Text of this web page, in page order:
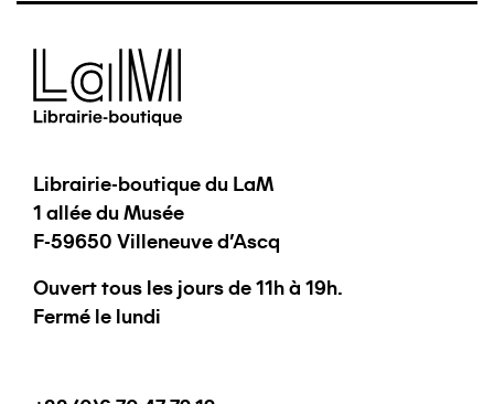
Librairie-boutique du LaM
1 allée du Musée
F-59650 Villeneuve d'Ascq
Ouvert tous les jours de 11h à 19h.
Fermé le lundi